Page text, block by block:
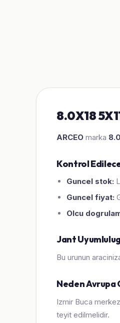
8.0X18
ARCEO marka
Kontrol
Guncel stok:
Guncel fiyat:
Olcu
Jant
Bu urunun
Neden Avrupa
Izmir Buca
teyit edilmelidir.